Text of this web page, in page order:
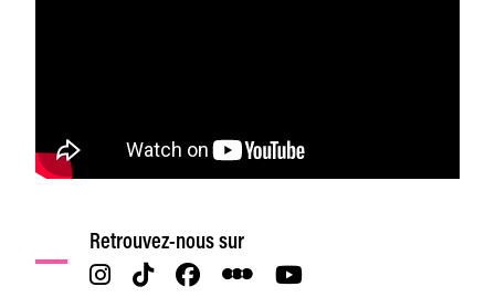
Retrouvez-nous sur